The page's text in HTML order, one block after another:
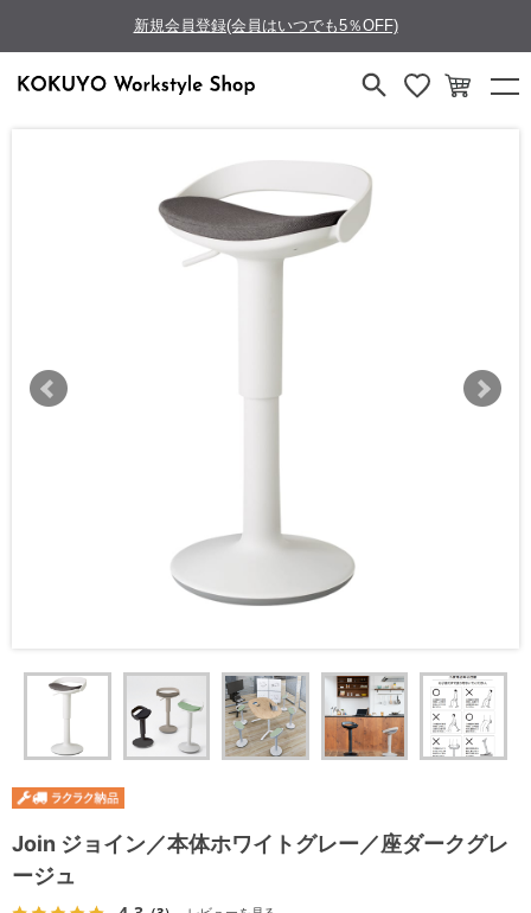
新規会員登録(会員はいつでも5％OFF)
Join ジョイン／本体ホワイトグレー／座ダークグレ
ージュ